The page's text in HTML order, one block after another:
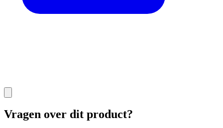
Vragen over dit product?